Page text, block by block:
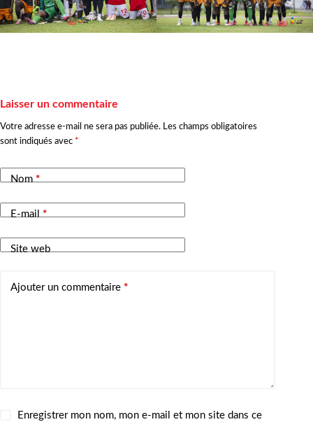
Laisser un commentaire
Votre adresse e-mail ne sera pas publiée. Les champs obligatoires
sont indiqués avec *
Nom*
E-mail*
Site web
Ajouter un commentaire *
Enregistrer mon nom, mon e-mail et mon site dans ce